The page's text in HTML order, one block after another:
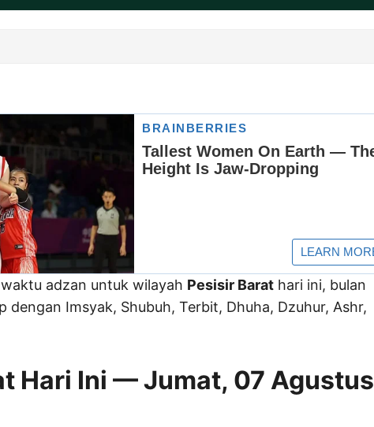
adzan untuk wilayah Pesisir Barat hari ini, bulan
dengan Imsyak, Shubuh, Terbit, Dhuha, Dzuhur, Ashr,
Hari Ini — Jumat, 07 Agustus